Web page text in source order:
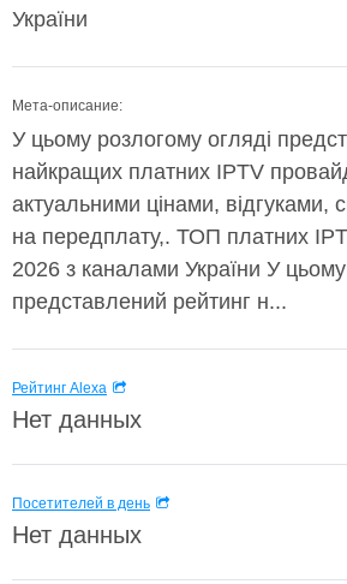
України
Мета-описание:
У цьому розлогому огляді
найкращих платних IPTV
актуальними цінами, відгуками,
на передплату,. ТОП платних
2026 з каналами України У
представлений рейтинг н...
Рейтинг Alexa
Нет данных
Посетителей в день
Нет данных